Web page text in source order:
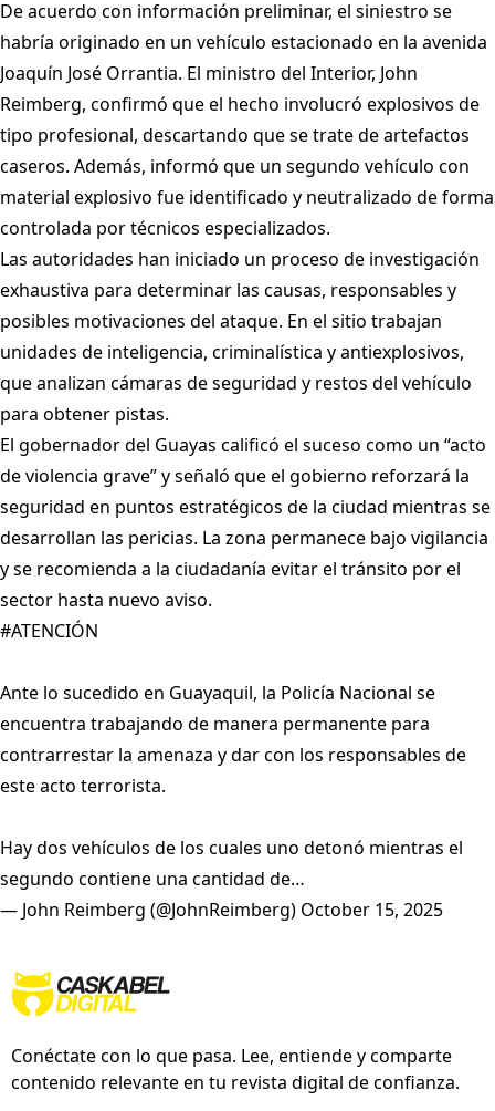
De acuerdo con información preliminar, el siniestro se
habría originado en un vehículo estacionado en la avenida
Joaquín José Orrantia. El ministro del Interior, John
Reimberg, confirmó que el hecho involucró explosivos de
tipo profesional, descartando que se trate de artefactos
caseros. Además, informó que un segundo vehículo con
material explosivo fue identificado y neutralizado de forma
controlada por técnicos especializados.
Las autoridades han iniciado un proceso de investigación
exhaustiva para determinar las causas, responsables y
posibles motivaciones del ataque. En el sitio trabajan
unidades de inteligencia, criminalística y antiexplosivos,
que analizan cámaras de seguridad y restos del vehículo
para obtener pistas.
El gobernador del Guayas calificó el suceso como un “acto
de violencia grave” y señaló que el gobierno reforzará la
seguridad en puntos estratégicos de la ciudad mientras se
desarrollan las pericias. La zona permanece bajo vigilancia
y se recomienda a la ciudadanía evitar el tránsito por el
sector hasta nuevo aviso.
#ATENCIÓN
Ante lo sucedido en Guayaquil, la Policía Nacional se
encuentra trabajando de manera permanente para
contrarrestar la amenaza y dar con los responsables de
este acto terrorista.
Hay dos vehículos de los cuales uno detonó mientras el
segundo contiene una cantidad de…
— John Reimberg (@JohnReimberg) October 15, 2025
Conéctate con lo que pasa. Lee, entiende y comparte
contenido relevante en tu revista digital de confianza.